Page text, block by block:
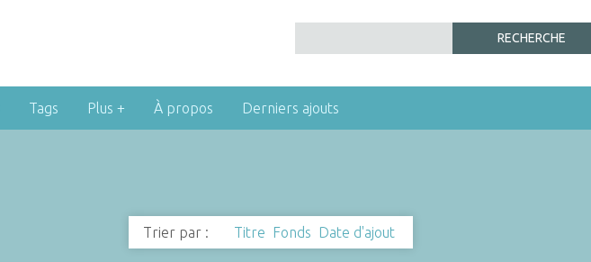
Tags Plus + À propos Derniers ajouts
Trier par : Titre Fonds Date d'ajout